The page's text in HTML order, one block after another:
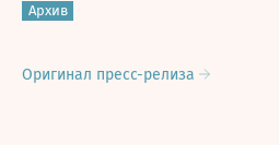
Архив
Оригинал пресс-релиза